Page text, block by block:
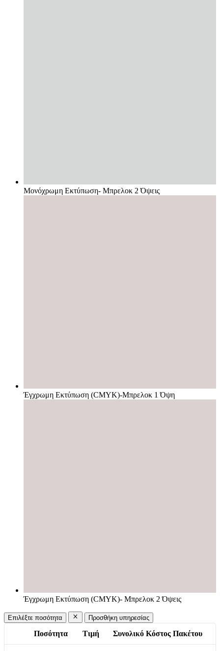
Μονόχρωμη Εκτύπωση- Μπρελοκ 2 Όψεις
Έγχρωμη Εκτύπωση (CMYK)-Μπρελοκ 1 Όψη
Έγχρωμη Εκτύπωση (CMYK)- Μπρελοκ 2 Όψεις
Επιλέξτε ποσότητα Προσθήκη υπηρεσίας
Ποσότητα Τιμή Συνολικό Κόστος Πακέτου